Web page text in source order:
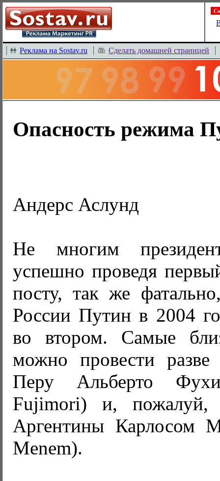
Реклама на Sostav.ru Сделать домашней страницей
Опасность режима
Андерс Аслунд
Не многим
успешно проведя
посту, так же
России Путин в 2004
во втором. Самые
можно провести
Перу Альберто
Fujimori) и, пожалуй,
Аргентины Карлосом
Menem).